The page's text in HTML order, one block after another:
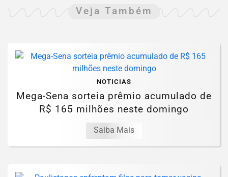
Veja Também
NOTICIAS
Mega-Sena sorteia prêmio acumulado de
R$ 165 milhões neste domingo
Saiba Mais